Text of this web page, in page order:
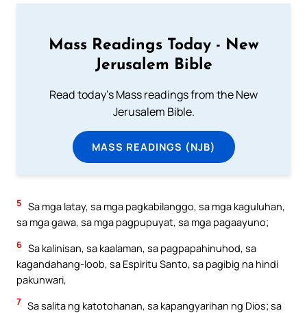
Mass Readings Today - New
Jerusalem Bible
Read today's Mass readings from the New
Jerusalem Bible.
MASS READINGS (NJB)
5 Sa mga latay, sa mga pagkabilanggo, sa mga kaguluhan,
sa mga gawa, sa mga pagpupuyat, sa mga pagaayuno;
6 Sa kalinisan, sa kaalaman, sa pagpapahinuhod, sa
kagandahang-loob, sa Espiritu Santo, sa pagibig na hindi
pakunwari,
7 Sa salita ng katotohanan, sa kapangyarihan ng Dios; sa